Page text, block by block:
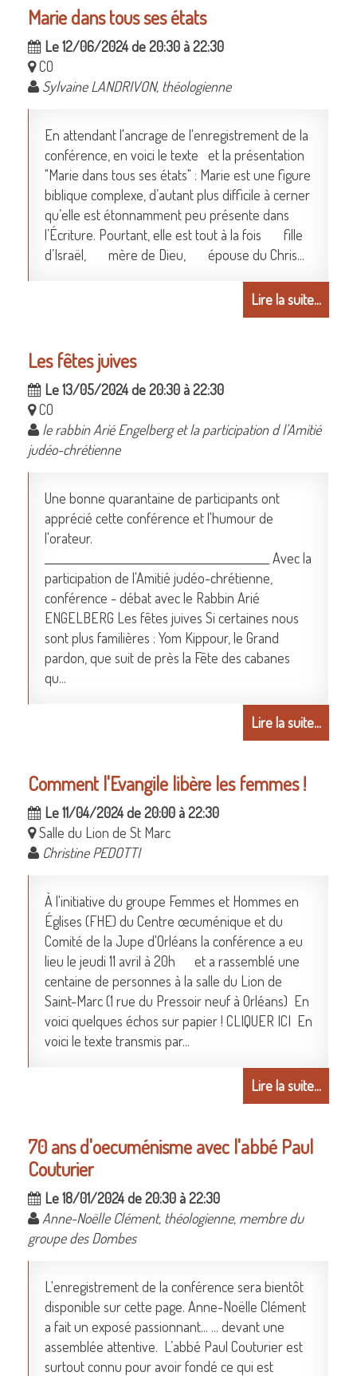
Marie dans tous ses états
Le 12/06/2024 de 20:30 à 22:30
CO
Sylvaine LANDRIVON, théologienne
En attendant l'ancrage de l'enregistrement de la
conférence, en voici le texte et la présentation
"Marie dans tous ses états" : Marie est une figure
biblique complexe, d’autant plus difficile à cerner
qu’elle est étonnamment peu présente dans
l’Écriture. Pourtant, elle est tout à la fois fille
d’Israël, mère de Dieu, épouse du Chris...
Lire la suite...
Les fêtes juives
Le 13/05/2024 de 20:30 à 22:30
CO
le rabbin Arié Engelberg et la participation d l'Amitié
judéo-chrétienne
Une bonne quarantaine de participants ont
apprécié cette conférence et l'humour de
l'orateur.
_______________________________________________ Avec la
participation de l'Amitié judéo-chrétienne,
conférence - débat avec le Rabbin Arié
ENGELBERG Les fêtes juives Si certaines nous
sont plus familières : Yom Kippour, le Grand
pardon, que suit de près la Fête des cabanes
qu...
Lire la suite...
Comment l'Evangile libère les femmes !
Le 11/04/2024 de 20:00 à 22:30
Salle du Lion de St Marc
Christine PEDOTTI
À l'initiative du groupe Femmes et Hommes en
Églises (FHE) du Centre œcuménique et du
Comité de la Jupe d'Orléans la conférence a eu
lieu le jeudi 11 avril à 20h et a rassemblé une
centaine de personnes à la salle du Lion de
Saint-Marc (1 rue du Pressoir neuf à Orléans) En
voici quelques échos sur papier ! CLIQUER ICI En
voici le texte transmis par...
Lire la suite...
70 ans d'oecuménisme avec l'abbé Paul
Couturier
Le 18/01/2024 de 20:30 à 22:30
Anne-Noëlle Clément, théologienne, membre du
groupe des Dombes
L'enregistrement de la conférence sera bientôt
disponible sur cette page. Anne-Noëlle Clément
a fait un exposé passionnant... ... devant une
assemblée attentive. L’abbé Paul Couturier est
surtout connu pour avoir fondé ce qui est